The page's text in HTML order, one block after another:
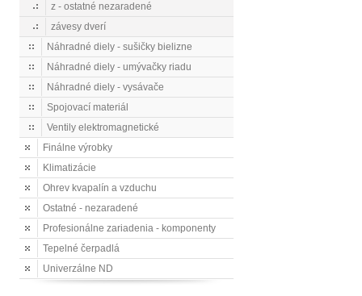
z - ostatné nezaradené
závesy dverí
Náhradné diely - sušičky bielizne
Náhradné diely - umývačky riadu
Náhradné diely - vysávače
Spojovací materiál
Ventily elektromagnetické
Finálne výrobky
Klimatizácie
Ohrev kvapalín a vzduchu
Ostatné - nezaradené
Profesionálne zariadenia - komponenty
Tepelné čerpadlá
Univerzálne ND